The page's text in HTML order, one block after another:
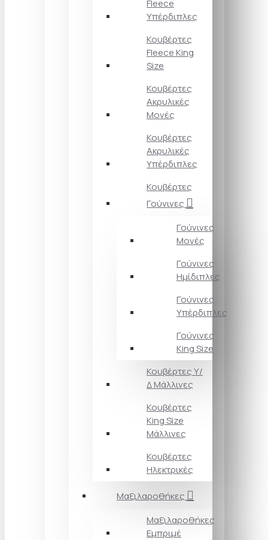
Fleece
Υπέρδιπλες
Κουβέρτες
Fleece King
Size
Κουβέρτες
Ακρυλικές
Μονές
Κουβέρτες
Ακρυλικές
Υπέρδιπλες
Κουβέρτες
Γούνινες
Γούνινες
Μονές
Γούνινες
Ημίδιπλες
Γούνινες
Υπέρδιπλες
Γούνινες
King Size
Κουβέρτες Υ/
Δ Μάλλινες
Κουβέρτες
King Size
Μάλλινες
Κουβέρτες
Ηλεκτρικές
Μαξιλαροθήκες
Μαξιλαροθήκες
Εμπριμέ